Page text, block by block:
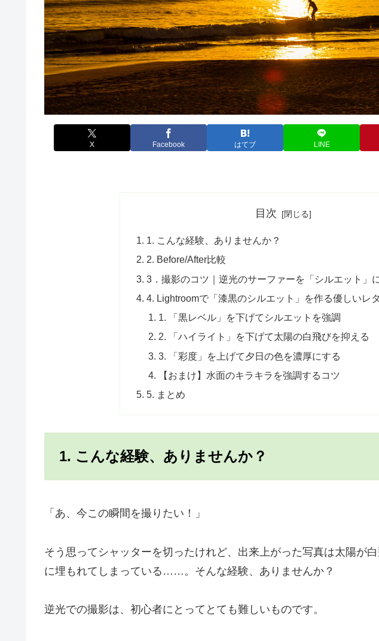
X Facebook はてブ LINE
目次
1. こんな経験、ありませんか？
2. Before/After比較
3．撮影のコツ｜逆光のサーファーを「シルエット」
4. Lightroomで「漆黒のシルエット」を作る優しいレ
1. 「黒レベル」を下げてシルエットを強調
2. 「ハイライト」を下げて太陽の白飛びを抑える
3. 「彩度」を上げて夕日の色を濃厚にする
【おまけ】水面のキラキラを強調するコツ
5. まとめ
1. こんな経験、ありませんか？
「あ、今この瞬間を撮りたい！」
そう思ってシャッターを切ったけれど、出来上がった写真は太陽が
に埋もれてしまっている……。そんな経験、ありませんか？
逆光での撮影は、初心者にとってとても難しいものです。